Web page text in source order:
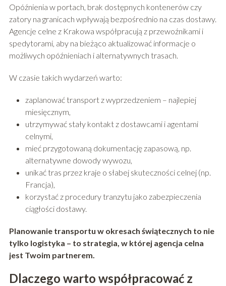
Opóźnienia w portach, brak dostępnych kontenerów czy
zatory na granicach wpływają bezpośrednio na czas dostawy.
Agencje celne z Krakowa współpracują z przewoźnikami i
spedytorami, aby na bieżąco aktualizować informacje o
możliwych opóźnieniach i alternatywnych trasach.
W czasie takich wydarzeń warto:
zaplanować transport z wyprzedzeniem – najlepiej
miesięcznym,
utrzymywać stały kontakt z dostawcami i agentami
celnymi,
mieć przygotowaną dokumentację zapasową, np.
alternatywne dowody wywozu,
unikać tras przez kraje o słabej skuteczności celnej (np.
Francja),
korzystać z procedury tranzytu jako zabezpieczenia
ciągłości dostawy.
Planowanie transportu w okresach świątecznych to nie
tylko logistyka – to strategia, w której agencja celna
jest Twoim partnerem.
Dlaczego warto współpracować z